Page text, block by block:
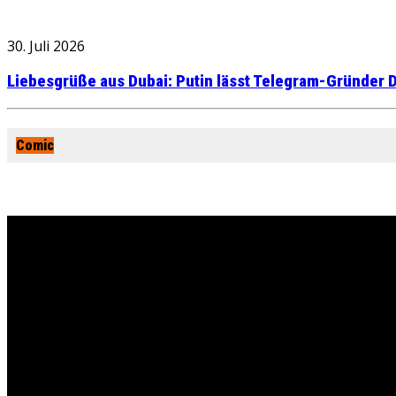
30. Juli 2026
Liebesgrüße aus Dubai: Putin lässt Telegram-Gründer
Comic